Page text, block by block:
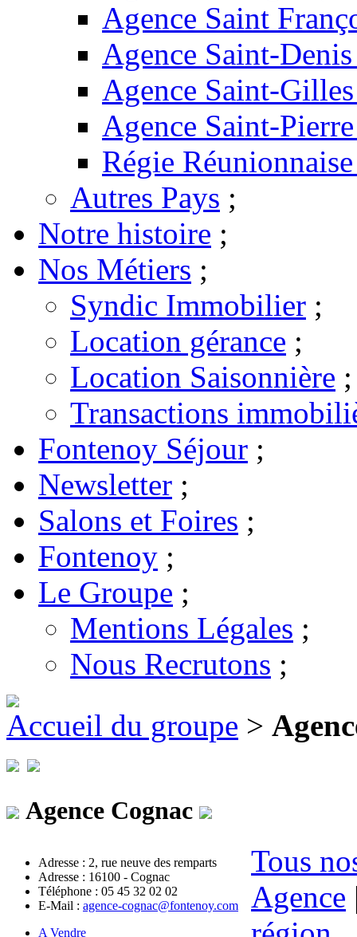
Agence Saint
Agence Saint-
Agence Saint-
Agence Saint-
Régie
Autres Pays ;
Notre histoire ;
Nos Métiers ;
Syndic Immobilier ;
Location gérance ;
Location Saisonnière ;
Transactions
Fontenoy Séjour ;
Newsletter ;
Salons et Foires ;
Fontenoy ;
Le Groupe ;
Mentions Légales ;
Nous Recrutons ;
Accueil du groupe >
Agence Cognac
Adresse : 2, rue neuve des remparts
Adresse : 16100 - Cognac
Téléphone : 05 45 32 02 02
E-Mail : agence-cognac@fontenoy.com
A Vendre
Tous
Agence